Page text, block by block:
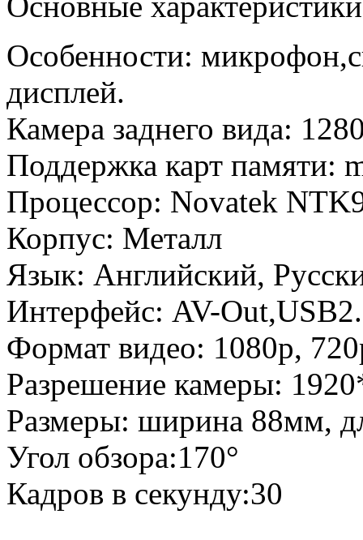
Особенности:
дисплей.
Камера заднего вида:
Поддержка карт памяти:
Процессор: Novatek
Корпус: Металл
Язык: Английский,
Интерфейс: AV-
Формат видео: 1080p,
Разрешение камеры:
Размеры: ширина 88мм,
Угол обзора:170°
Кадров в секунду:30